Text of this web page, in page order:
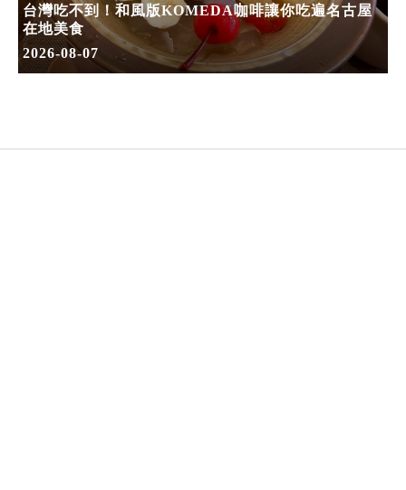
台灣吃不到！和風版KOMEDA咖啡讓你吃遍名古屋
在地美食
2026-08-07